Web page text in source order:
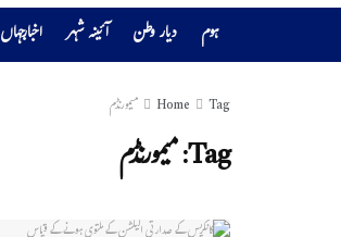
ہوم دیار وطن آئینہ شہر اخبارجہاں
Home Tag میمورنڈم
Tag:میمورنڈم